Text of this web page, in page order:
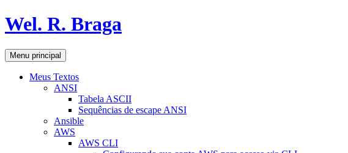
Pular
para
conteúdo
Wel. R. Braga
Pesquisar
Menu principal
Meus Textos
ANSI
Tabela ASCII
Sequências de escape ANSI
Ansible
AWS
AWS CLI